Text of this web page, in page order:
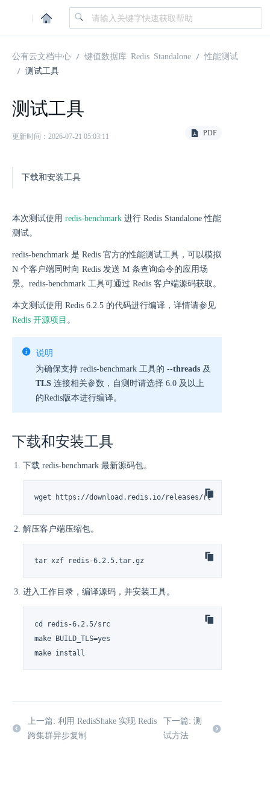
|
公有云文档中心 键值数据库 Redis Standalone
性能测试
测试工具
测试工具
更新时间：2026-07-21 05:03:11 PDF
下载和安装工具
本次测试使用 redis-benchmark 进行 Redis Standalone 性能
测试。
redis-benchmark 是 Redis 官方的性能测试工具，可以模拟
N 个客户端同时向 Redis 发送 M 条查询命令的应用场
景。redis-benchmark 工具可通过 Redis 客户端源码获取。
本文测试使用 Redis 6.2.5 的代码进行编译，详情请参见
Redis 开源项目 。
说明
为确保支持 redis-benchmark 工具的 --threads 及
TLS 连接相关参数，自测时请选择 6.0 及以上
的Redis版本进行编译。
下载和安装工具
下载 redis-benchmark 最新源码包。
wget https://download.redis.io/releases/redis-
解压客户端压缩包。
tar xzf redis-6.2.5.tar.gz
进入工作目录，编译源码，并安装工具。
cd redis-6.2.5/src
make BUILD_TLS=yes
make install
上一篇: 利用 RedisShake 实现 Redis
跨集群异步复制
下一篇: 测
试方法